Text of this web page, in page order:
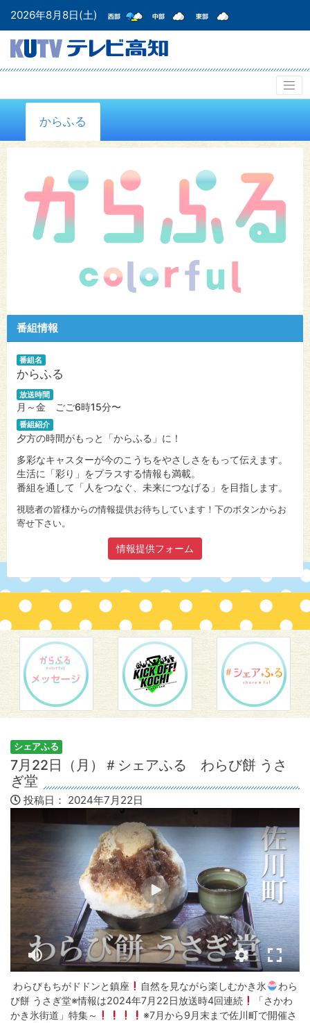
2026年8月8日(土)
からふる
番組情報
番組名
からふる
放送時間
月～金 ごご6時15分〜
番組紹介
夕方の時間がもっと「からふる」に！
多彩なキャスターが今のこうちをやさしさをもって伝えます。
生活に「彩り」をプラスする情報も満載。
番組を通して「人をつなぐ、未来につなげる」を目指します。
視聴者の皆様からの情報提供お待ちしています！下のボタンからお
寄せ下さい。
情報提供フォーム
シェアふる
7月22日（月）＃シェアふる わらび餅 うさ
ぎ堂
投稿日： 2024年7月22日
わらびもちがドドンと鎮座 自然を見ながら楽しむかき氷
わら
び餅 うさぎ堂※情報は2024年7月22日放送時4回連続
「さかわ
かき氷街道」特集～
※7月から9月末まで佐川町で開催さ